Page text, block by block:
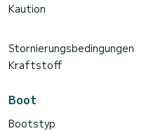
Kaution
Stornierungsbedingungen
Kraftstoff
Boot
Bootstyp